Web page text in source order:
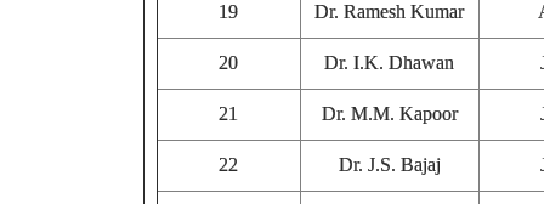
19 Dr. Ramesh Kumar
20 Dr. I.K. Dhawan
21 Dr. M.M. Kapoor
22 Dr. J.S. Bajaj